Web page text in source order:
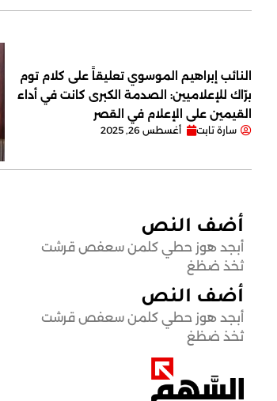
النائب إبراهيم الموسوي تعليقاً على كلام توم
برّاك للإعلاميين: الصدمة الكبرى كانت في أداء
القيمين على ‏الإعلام في القصر
سارة تابت أغسطس 26, 2025
أضف النص
أبجد هوز حطي كلمن سعفص قرشت
ثخذ ضظغ
أضف النص
أبجد هوز حطي كلمن سعفص قرشت
ثخذ ضظغ